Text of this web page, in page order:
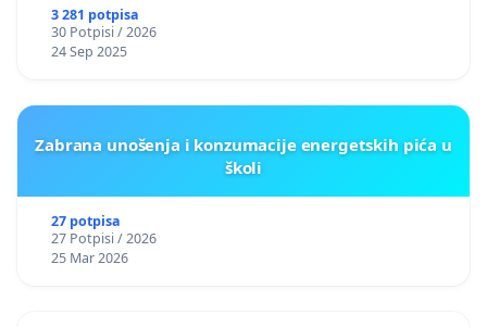
3 281 potpisa
30 Potpisi / 2026
24 Sep 2025
Zabrana unošenja i konzumacije energetskih pića u
školi
27 potpisa
27 Potpisi / 2026
25 Mar 2026